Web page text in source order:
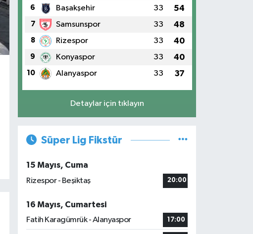
6 Başakşehir 33 54
7 Samsunspor 33 48
8 Rizespor 33 40
9 Konyaspor 33 40
10 Alanyaspor 33 37
Detaylar için tıklayın
Süper Lig Fikstür
15 Mayıs, Cuma
Rizespor - Beşiktaş
20:00
16 Mayıs, Cumartesi
Fatih Karagümrük - Alanyaspor
17:00